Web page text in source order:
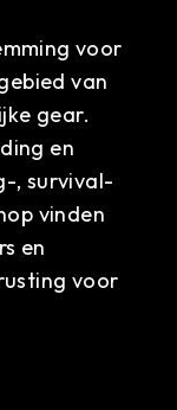
voor
van
gear.
en
, survival-
vinden
en
voor